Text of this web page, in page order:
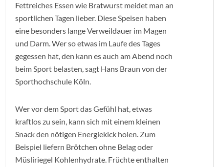
Fettreiches Essen wie Bratwurst meidet man an
sportlichen Tagen lieber. Diese Speisen haben
eine besonders lange Verweildauer im Magen
und Darm. Wer so etwas im Laufe des Tages
gegessen hat, den kann es auch am Abend noch
beim Sport belasten, sagt Hans Braun von der
Sporthochschule Köln.
Wer vor dem Sport das Gefühl hat, etwas
kraftlos zu sein, kann sich mit einem kleinen
Snack den nötigen Energiekick holen. Zum
Beispiel liefern Brötchen ohne Belag oder
Müsliriegel Kohlenhydrate. Früchte enthalten